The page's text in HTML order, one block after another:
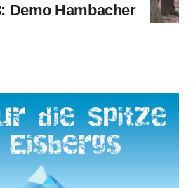
Demo Hambacher